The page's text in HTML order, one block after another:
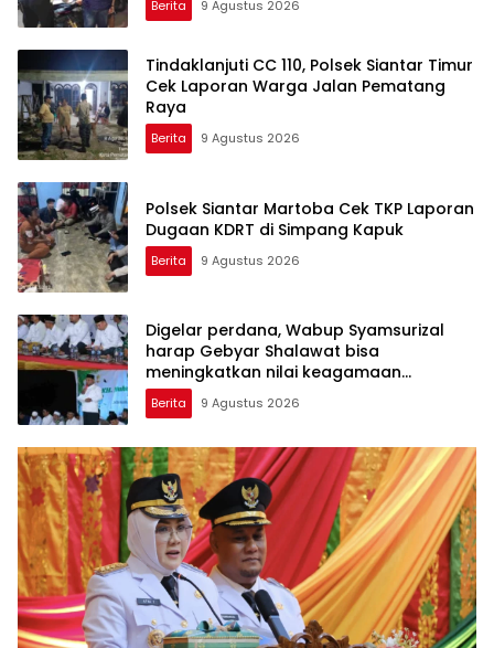
Berita 9 Agustus 2026
Tindaklanjuti CC 110, Polsek Siantar Timur
Cek Laporan Warga Jalan Pematang
Raya
Berita 9 Agustus 2026
Polsek Siantar Martoba Cek TKP Laporan
Dugaan KDRT di Simpang Kapuk
Berita 9 Agustus 2026
Digelar perdana, Wabup Syamsurizal
harap Gebyar Shalawat bisa
meningkatkan nilai keagamaan
ditengah-tengah masyarakat
Berita 9 Agustus 2026